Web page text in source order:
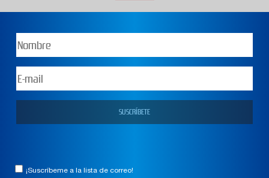
¡Suscríbeme a la lista de correo!